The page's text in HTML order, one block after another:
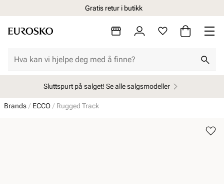
Gratis retur i butikk
Sluttspurt på salget! Se alle salgsmodeller
Brands ECCO Rugged Track